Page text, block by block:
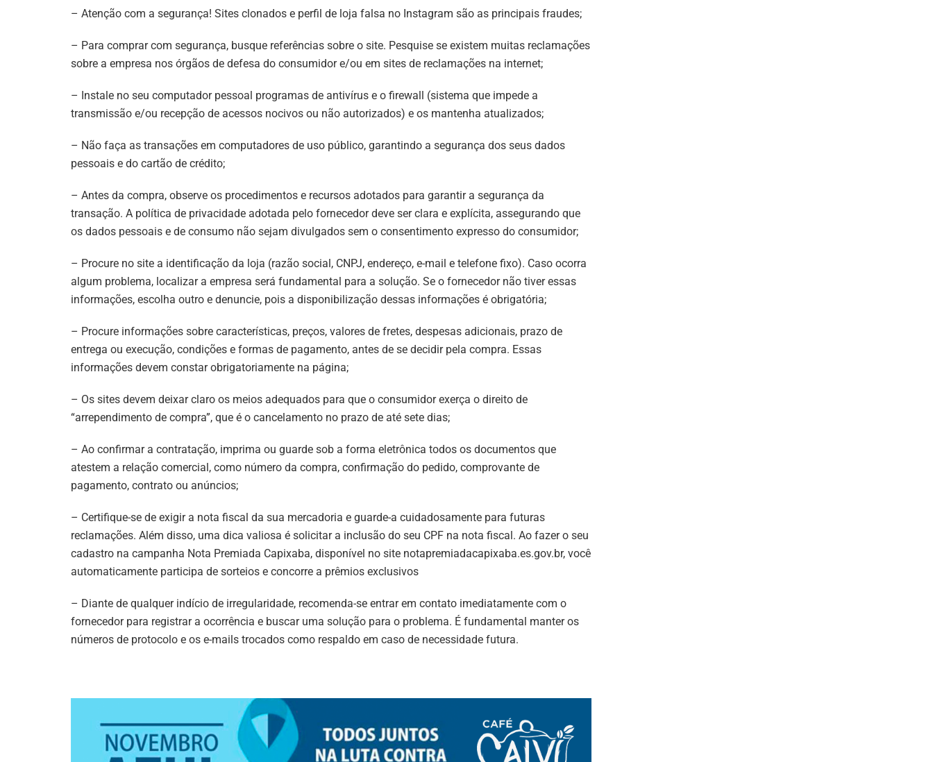
– Atenção com a segurança! Sites clonados e perfil de loja falsa no Instagram são as principais fraudes;
– Para comprar com segurança, busque referências sobre o site. Pesquise se existem muitas reclamações
sobre a empresa nos órgãos de defesa do consumidor e/ou em sites de reclamações na internet;
– Instale no seu computador pessoal programas de antivírus e o firewall (sistema que impede a
transmissão e/ou recepção de acessos nocivos ou não autorizados) e os mantenha atualizados;
– Não faça as transações em computadores de uso público, garantindo a segurança dos seus dados
pessoais e do cartão de crédito;
– Antes da compra, observe os procedimentos e recursos adotados para garantir a segurança da
transação. A política de privacidade adotada pelo fornecedor deve ser clara e explícita, assegurando que
os dados pessoais e de consumo não sejam divulgados sem o consentimento expresso do consumidor;
– Procure no site a identificação da loja (razão social, CNPJ, endereço, e-mail e telefone fixo). Caso ocorra
algum problema, localizar a empresa será fundamental para a solução. Se o fornecedor não tiver essas
informações, escolha outro e denuncie, pois a disponibilização dessas informações é obrigatória;
– Procure informações sobre características, preços, valores de fretes, despesas adicionais, prazo de
entrega ou execução, condições e formas de pagamento, antes de se decidir pela compra. Essas
informações devem constar obrigatoriamente na página;
– Os sites devem deixar claro os meios adequados para que o consumidor exerça o direito de
“arrependimento de compra”, que é o cancelamento no prazo de até sete dias;
– Ao confirmar a contratação, imprima ou guarde sob a forma eletrônica todos os documentos que
atestem a relação comercial, como número da compra, confirmação do pedido, comprovante de
pagamento, contrato ou anúncios;
– Certifique-se de exigir a nota fiscal da sua mercadoria e guarde-a cuidadosamente para futuras
reclamações. Além disso, uma dica valiosa é solicitar a inclusão do seu CPF na nota fiscal. Ao fazer o seu
cadastro na campanha Nota Premiada Capixaba, disponível no site notapremiadacapixaba.es.gov.br, você
automaticamente participa de sorteios e concorre a prêmios exclusivos
– Diante de qualquer indício de irregularidade, recomenda-se entrar em contato imediatamente com o
fornecedor para registrar a ocorrência e buscar uma solução para o problema. É fundamental manter os
números de protocolo e os e-mails trocados como respaldo em caso de necessidade futura.